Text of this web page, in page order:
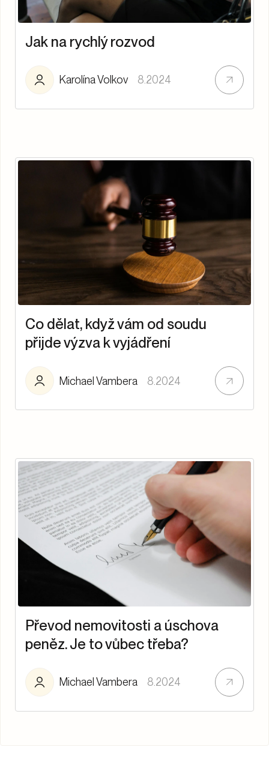
Jak na rychlý rozvod
Karolína Volkov 8.2024
Co dělat, když vám od soudu
přijde výzva k vyjádření
Michael Vambera 8.2024
Převod nemovitosti a úschova
peněz. Je to vůbec třeba?
Michael Vambera 8.2024